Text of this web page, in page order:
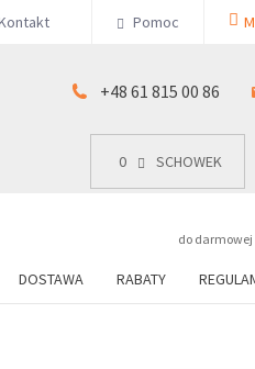
Pomoc
+48 61 815 00 86
0 SCHOWEK
do
DOSTAWA RABATY
0 SCHOWEK
00 86